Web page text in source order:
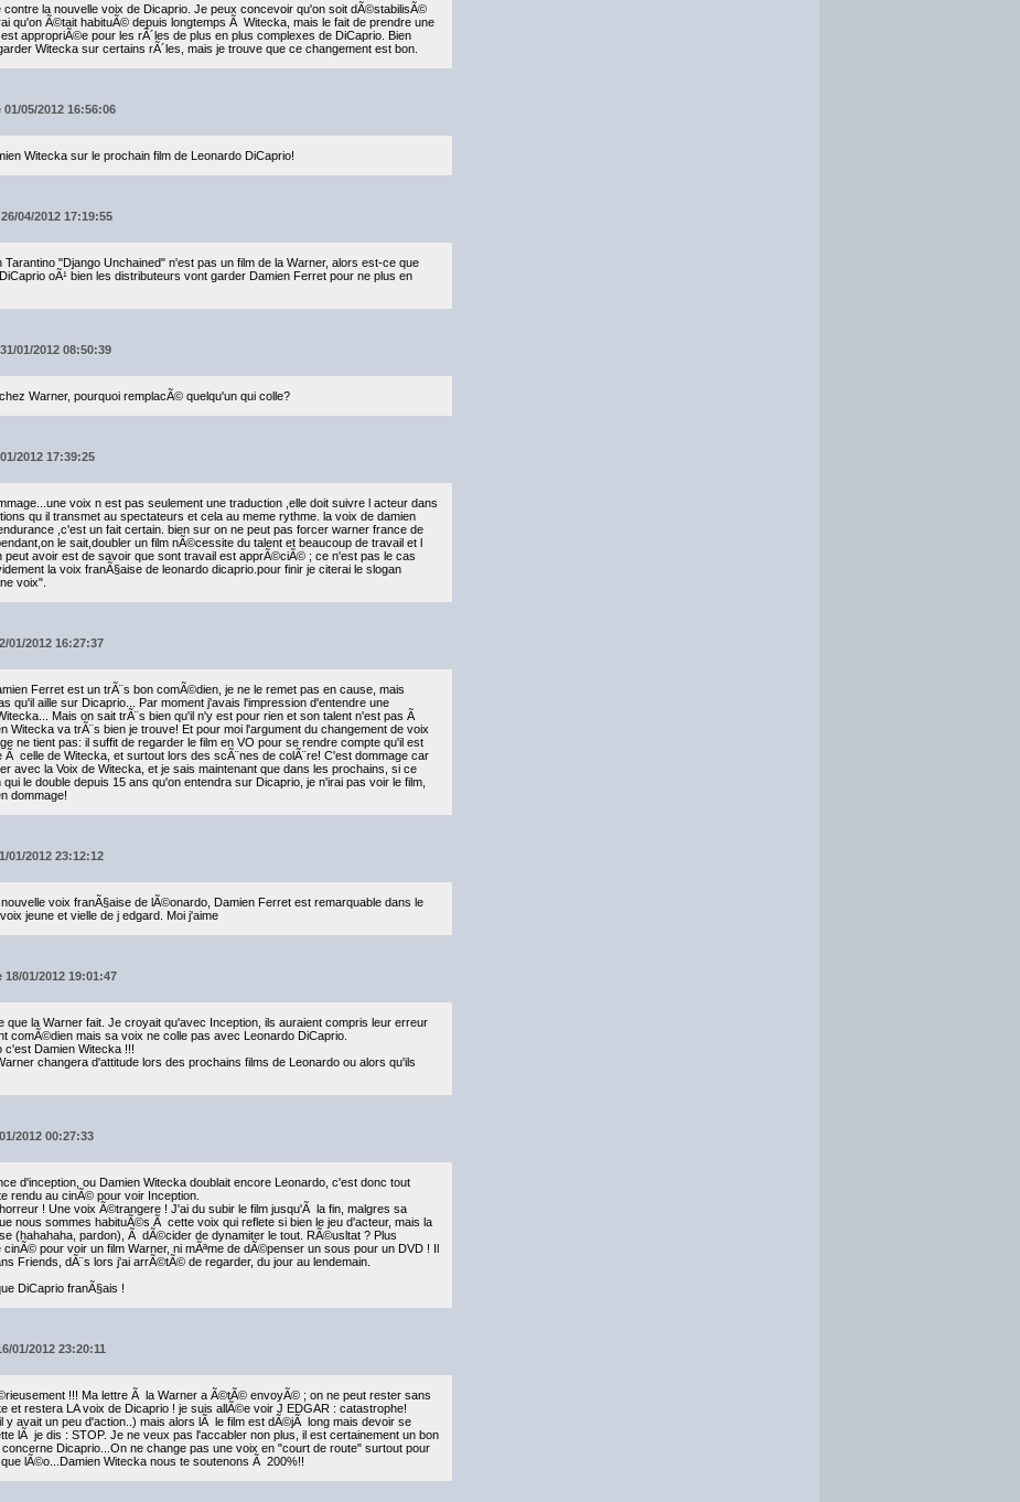
la nouvelle voix de Dicaprio. Je peux concevoir qu'on soit dÃ©stabilisÃ©
qu'on Ã©tait habituÃ© depuis longtemps Ã Witecka, mais le fait de prendre une
appropriÃ©e pour les rÃ´les de plus en plus complexes de DiCaprio. Bien
Witecka sur certains rÃ´les, mais je trouve que ce changement est bon.
05/2012 16:56:06
Witecka sur le prochain film de Leonardo DiCaprio!
04/2012 17:19:55
"Django Unchained" n'est pas un film de la Warner, alors est-ce que
oÃ¹ bien les distributeurs vont garder Damien Ferret pour ne plus en
01/2012 08:50:39
Warner, pourquoi remplacÃ© quelqu'un qui colle?
2012 17:39:25
voix n est pas seulement une traduction ,elle doit suivre l acteur dans
qu il transmet au spectateurs et cela au meme rythme. la voix de damien
,c'est un fait certain. bien sur on ne peut pas forcer warner france de
le sait,doubler un film nÃ©cessite du talent et beaucoup de travail et l
avoir est de savoir que sont travail est apprÃ©ciÃ© ; ce n'est pas le cas
la voix franÃ§aise de leonardo dicaprio.pour finir je citerai le slogan
voix".
01/2012 16:27:37
Ferret est un trÃ¨s bon comÃ©dien, je ne le remet pas en cause, mais
qu'il aille sur Dicaprio... Par moment j'avais l'impression d'entendre une
Mais on sait trÃ¨s bien qu'il n'y est pour rien et son talent n'est pas Ã
Witecka va trÃ¨s bien je trouve! Et pour moi l'argument du changement de voix
ne tient pas: il suffit de regarder le film en VO pour se rendre compte qu'il est
Ã celle de Witecka, et surtout lors des scÃ¨nes de colÃ¨re! C'est dommage car
avec la Voix de Witecka, et je sais maintenant que dans les prochains, si ce
le double depuis 15 ans qu'on entendra sur Dicaprio, je n'irai pas voir le film,
dommage!
01/2012 23:12:12
voix franÃ§aise de lÃ©onardo, Damien Ferret est remarquable dans le
jeune et vielle de j edgard. Moi j'aime
01/2012 19:01:47
que la Warner fait. Je croyait qu'avec Inception, ils auraient compris leur erreur
comÃ©dien mais sa voix ne colle pas avec Leonardo DiCaprio.
c'est Damien Witecka !!!
changera d'attitude lors des prochains films de Leonardo ou alors qu'ils
2012 00:27:33
d'inception, ou Damien Witecka doublait encore Leonardo, c'est donc tout
rendu au cinÃ© pour voir Inception.
! Une voix Ã©trangere ! J'ai du subir le film jusqu'Ã la fin, malgres sa
nous sommes habituÃ©s Ã cette voix qui reflete si bien le jeu d'acteur, mais la
(hahahaha, pardon), Ã dÃ©cider de dynamiter le tout. RÃ©usltat ? Plus
pour voir un film Warner, ni mÃªme de dÃ©penser un sous pour un DVD ! Il
Friends, dÃ¨s lors j'ai arrÃ©tÃ© de regarder, du jour au lendemain.
DiCaprio franÃ§ais !
01/2012 23:20:11
!!! Ma lettre Ã la Warner a Ã©tÃ© envoyÃ© ; on ne peut rester sans
et restera LA voix de Dicaprio ! je suis allÃ©e voir J EDGAR : catastrophe!
y avait un peu d'action..) mais alors lÃ le film est dÃ©jÃ long mais devoir se
lÃ je dis : STOP. Je ne veux pas l'accabler non plus, il est certainement un bon
Dicaprio...On ne change pas une voix en "court de route" surtout pour
lÃ©o...Damien Witecka nous te soutenons Ã 200%!!